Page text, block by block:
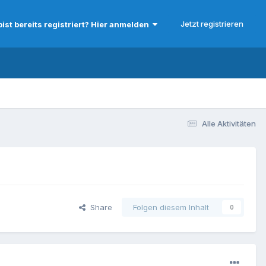
bereits registriert? Hier anmelden Jetzt registrieren
Alle Aktivitäten
Share Folgen diesem Inhalt 0